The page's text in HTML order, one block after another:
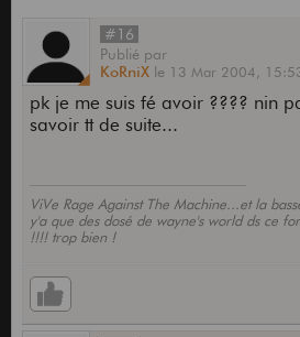
#16
Publié par
KoRniX le 13 Mar 2004,
pk je me suis fé avoir ???? nin
savoir tt de suite...
ViVe Rage Against The Machine...et la
y'a que des dosé de wayne's world ds ce
!!!! trop bien !